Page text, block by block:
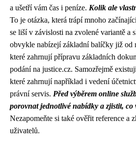
a ušetří vám čas i peníze. Kolik ale
To je otázka, která trápí mnoho
se liší v závislosti na zvolené variantě a
obvykle nabízejí základní balíčky již od
které zahrnují přípravu základních
podání na justice.cz. Samozřejmě
které zahrnují například i vedení
právní servis. Před výběrem online
porovnat jednotlivé nabídky a zjistit, co
Nezapomeňte si také ověřit reference a
uživatelů.